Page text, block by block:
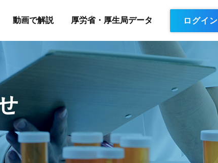
動画で解説 厚労省・厚生局データ ログイン